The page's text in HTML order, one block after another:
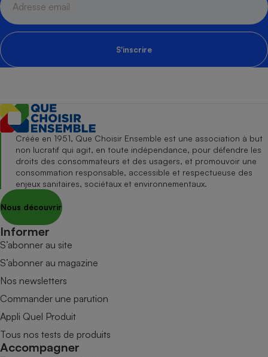
S'inscrire
Créée en 1951, Que Choisir Ensemble est une association à but
non lucratif qui agit, en toute indépendance, pour défendre les
droits des consommateurs et des usagers, et promouvoir une
consommation responsable, accessible et respectueuse des
enjeux sanitaires, sociétaux et environnementaux.
Nous découvrir
Informer
S’abonner au site
S’abonner au magazine
Nos newsletters
Commander une parution
Appli Quel Produit
Tous nos tests de produits
Accompagner